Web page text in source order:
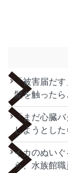
「被害届だ
髪を触った
「まだ心臓
しようとした
イカのぬい
ら、水族館職